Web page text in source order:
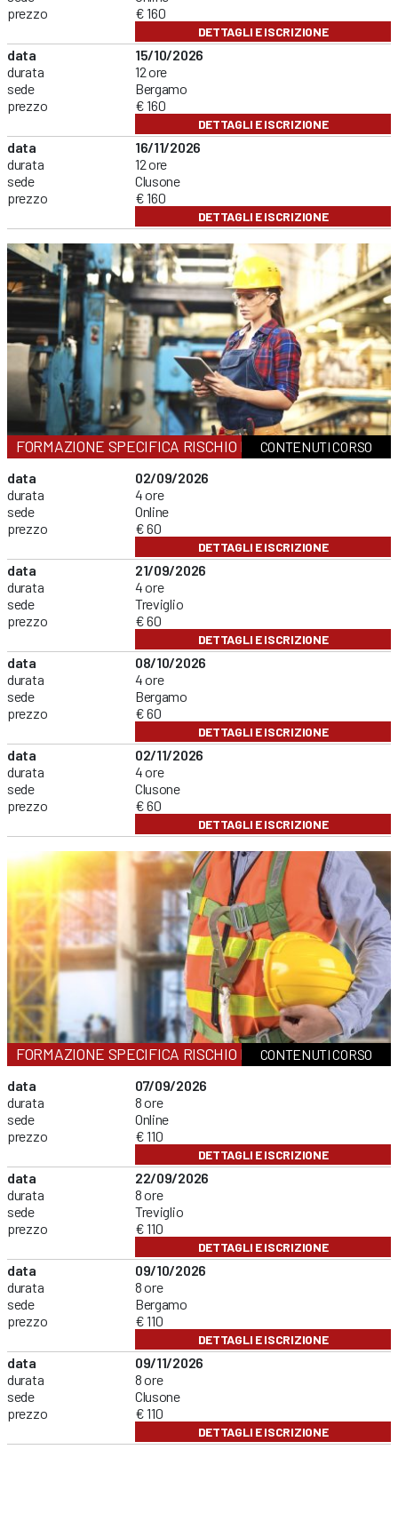
prezzo
€ 160
DETTAGLI E ISCRIZIONE
data
durata
sede
prezzo
15/10/2026
12 ore
Bergamo
€ 160
DETTAGLI E ISCRIZIONE
data
durata
sede
prezzo
16/11/2026
12 ore
Clusone
€ 160
DETTAGLI E ISCRIZIONE
FORMAZIONE SPECIFICA RISCHIO BASSOCONTENUTI CORSO
data
durata
sede
prezzo
02/09/2026
4 ore
Online
€ 60
DETTAGLI E ISCRIZIONE
data
durata
sede
prezzo
21/09/2026
4 ore
Treviglio
€ 60
DETTAGLI E ISCRIZIONE
data
durata
sede
prezzo
08/10/2026
4 ore
Bergamo
€ 60
DETTAGLI E ISCRIZIONE
data
durata
sede
prezzo
02/11/2026
4 ore
Clusone
€ 60
DETTAGLI E ISCRIZIONE
FORMAZIONE SPECIFICA RISCHIO MEDIOCONTENUTI CORSO
data
durata
sede
prezzo
07/09/2026
8 ore
Online
€ 110
DETTAGLI E ISCRIZIONE
data
durata
sede
prezzo
22/09/2026
8 ore
Treviglio
€ 110
DETTAGLI E ISCRIZIONE
data
durata
sede
prezzo
09/10/2026
8 ore
Bergamo
€ 110
DETTAGLI E ISCRIZIONE
data
durata
sede
prezzo
09/11/2026
8 ore
Clusone
€ 110
DETTAGLI E ISCRIZIONE